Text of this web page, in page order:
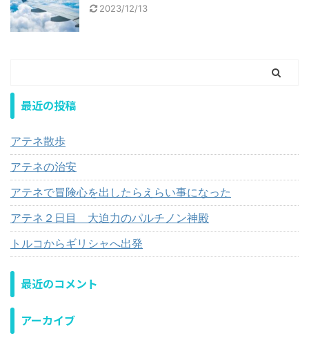
2023/12/13
最近の投稿
アテネ散歩
アテネの治安
アテネで冒険心を出したらえらい事になった
アテネ２日目 大迫力のパルチノン神殿
トルコからギリシャへ出発
最近のコメント
アーカイブ